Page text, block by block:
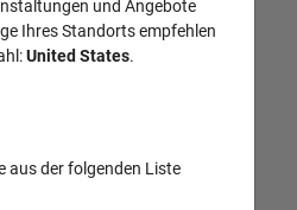
Canvas-
und Angebote
Ihres Standorts empfehlen
United States.
aus der folgenden Liste